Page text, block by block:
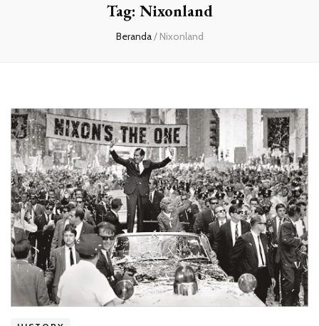
Tag: Nixonland
Beranda/ Nixonland